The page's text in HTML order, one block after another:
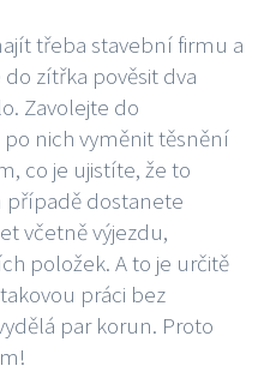
třeba stavební firmu a
zítřka pověsit dva
Zavolejte do
nich vyměnit těsnění
co je ujistíte, že to
dostanete
včetně výjezdu,
položek. A to je určitě
práci bez
par korun. Proto